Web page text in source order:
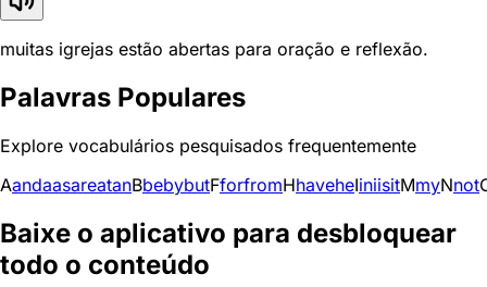
muitas igrejas estão abertas para oração e reflexão.
Palavras Populares
Explore vocabulários pesquisados frequentemente
AandaasareatanBbebybutFforfromHhaveheIiniisitMmyNnot
Baixe o aplicativo para desbloquear
todo o conteúdo